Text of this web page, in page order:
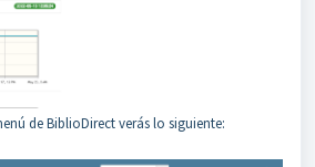
de BiblioDirect verás lo siguiente: